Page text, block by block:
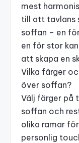
mest
till att tavlans
soffan – en
en för stor
att skapa en
Vilka färger
över soffan?
Välj färger på
soffan och
olika ramar
personlig